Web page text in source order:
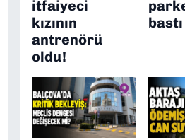
itfaiyeci
kızının
antrenörü
oldu!
bastı